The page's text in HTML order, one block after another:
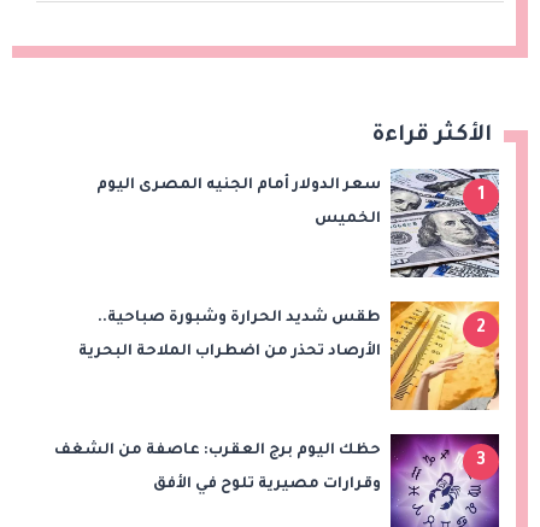
الأكثر قراءة
1
سعر الدولار أمام الجنيه المصرى اليوم
الخميس
2
طقس شديد الحرارة وشبورة صباحية..
الأرصاد تحذر من اضطراب الملاحة البحرية
3
حظك اليوم برج العقرب: عاصفة من الشغف
وقرارات مصيرية تلوح في الأفق